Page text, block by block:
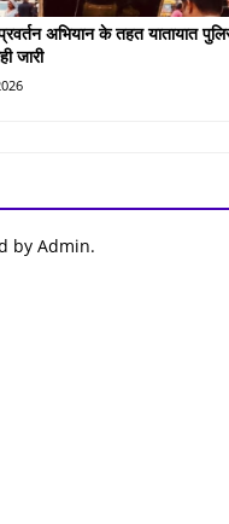
अभियान के तहत यातायात
जारी
by Admin.